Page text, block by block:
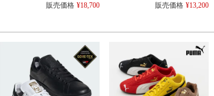
ディース スニーカー
販売価格 ¥18,700
レザー 天然皮革 スニーカ
販売価格 ¥13,200